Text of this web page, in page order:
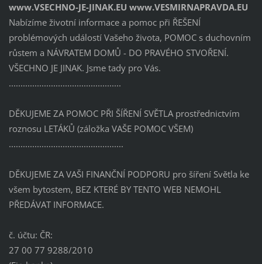
www.VSECHNO-JE-JINAK.EU www.VESMIRNAPRAVDA.EU
Nabízíme životní informace a pomoc při ŘEŠENÍ
problémových událostí Vašeho života, POMOC s duchovním
růstem a NÁVRATEM DOMŮ - DO PRAVÉHO STVOŘENÍ.
VŠECHNO JE JINAK. Jsme tady pro Vás.
................................................
DĚKUJEME ZA POMOC PŘI ŠÍŘENÍ SVĚTLA prostřednictvím
roznosu LETÁKŮ (záložka VAŠE POMOC VŠEM)
.................................................
DĚKUJEME ZA VAŠI FINANČNÍ PODPORU pro šíření Světla ke
všem bytostem, BEZ KTERÉ BY TENTO WEB NEMOHL
PŘEDÁVAT INFORMACE.
č. účtu: ČR:
27 00 77 9288/2010